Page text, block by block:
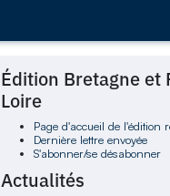
Édition Bretagne et
Loire
Page d'accueil de l'édition
Dernière lettre envoyée
S'abonner/se désabonner
Actualités